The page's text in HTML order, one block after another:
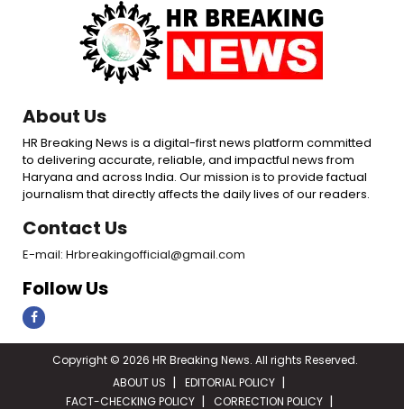
About Us
HR Breaking News is a digital-first news platform committed
to delivering accurate, reliable, and impactful news from
Haryana and across India. Our mission is to provide factual
journalism that directly affects the daily lives of our readers.
Contact Us
E-mail: Hrbreakingofficial@gmail.com
Follow Us
Copyright © 2026 HR Breaking News. All rights Reserved.
ABOUT US
EDITORIAL POLICY
FACT-CHECKING POLICY
CORRECTION POLICY